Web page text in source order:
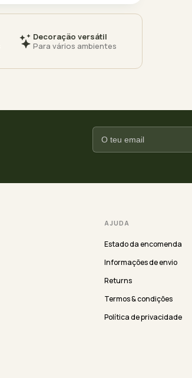
Decoração versátil
Para vários ambientes
AJUDA
Estado da encomenda
Informações de envio
Returns
Termos & condições
Política de privacidade